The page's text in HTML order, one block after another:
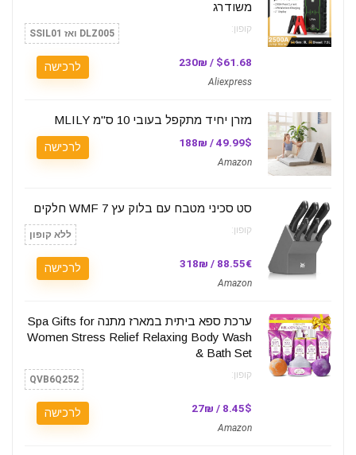
משודרג
קופון: DLZ005 ואז SSIL01
$61.68 / 230₪
Aliexpress
לרכישה
מזרן יחיד מתקפל בעובי 10 ס"מ MLILY
49.99$ / 188₪
Amazon
לרכישה
סט סכיני מטבח עם בלוק עץ WMF 7 חלקים
קופון: ללא קופון
88.55€ / 318₪
Amazon
לרכישה
ערכת ספא ביתית במארז מתנה Spa Gifts for
Women Stress Relief Relaxing Body Wash
& Bath Set
קופון: QVB6Q252
8.45$ / 27₪
Amazon
לרכישה